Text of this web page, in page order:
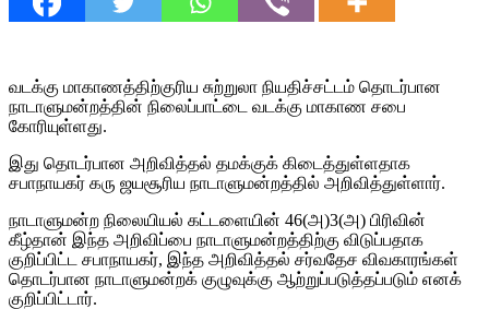
வடக்கு மாகாணத்திற்குரிய சுற்றுலா நியதிச்சட்டம் தொடர்பான
நாடாளுமன்றத்தின் நிலைப்பாட்டை வடக்கு மாகாண சபை
கோரியுள்ளது.
இது தொடர்பான அறிவித்தல் தமக்குக் கிடைத்துள்ளதாக
சபாநாயகர் கரு ஜயசூரிய நாடாளுமன்றத்தில் அறிவித்துள்ளார்.
நாடாளுமன்ற நிலையியல் கட்டளையின் 46(அ)3(அ) பிரிவின்
கீழ்தான் இந்த அறிவிப்பை நாடாளுமன்றத்திற்கு விடுப்பதாக
குறிப்பிட்ட சபாநாயகர், இந்த அறிவித்தல் சர்வதேச விவகாரங்கள்
தொடர்பான நாடாளுமன்றக் குழுவுக்கு ஆற்றுப்படுத்தப்படும் எனக்
குறிப்பிட்டார்.